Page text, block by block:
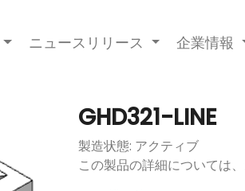
ニュースリリース 企業情報
GHD321-LINE
製造状態: アクティブ
この製品の詳細については